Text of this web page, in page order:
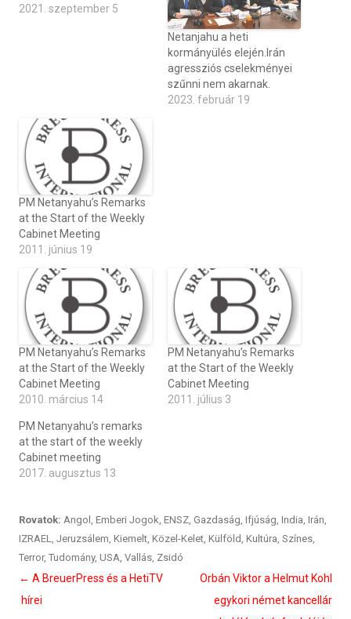
2021. szeptember 5
Netanjahu a heti
kormányülés elején.Irán
agressziós cselekményei
szűnni nem akarnak.
2023. február 19
PM Netanyahu’s Remarks
at the Start of the Weekly
Cabinet Meeting
2011. június 19
PM Netanyahu’s Remarks
at the Start of the Weekly
Cabinet Meeting
2010. március 14
PM Netanyahu’s Remarks
at the Start of the Weekly
Cabinet Meeting
2011. július 3
PM Netanyahu’s remarks
at the start of the weekly
Cabinet meeting
2017. augusztus 13
Rovatok: Angol , Emberi Jogok, ENSZ, Gazdaság, Ifjúság, India, Irán,
IZRAEL, Jeruzsálem, Kiemelt, Közel-Kelet, Külföld, Kultúra, Színes,
Terror, Tudomány, USA, Vallás, Zsidó
Bejegyzés
navigáció
← A BreuerPress és a HetiTV
hírei
Orbán Viktor a Helmut Kohl
egykori német kancellár